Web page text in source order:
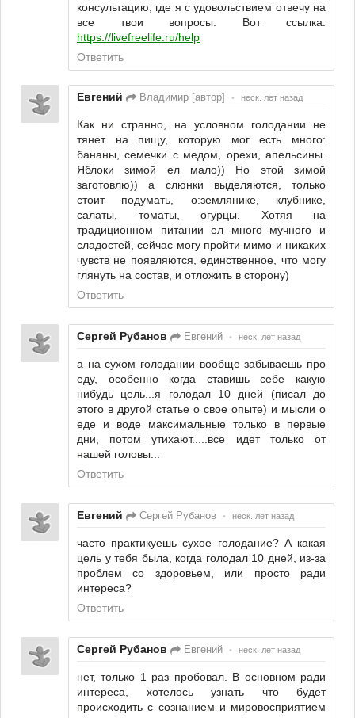
консультацию, где я с удовольствием отвечу на
все твои вопросы. Вот ссылка:
https://livefreelife.ru/help
Ответить
Евгений Владимир [автор] • неск. лет назад
Как ни странно, на условном голодании не
тянет на пищу, которую мог есть много:
бананы, семечки с медом, орехи, апельсины.
Яблоки зимой ел мало)) Но этой зимой
заготовлю)) а слюнки выделяются, только
стоит подумать, о:землянике, клубнике,
салаты, томаты, огурцы. Хотяя на
традиционном питании ел много мучного и
сладостей, сейчас могу пройти мимо и никаких
чувств не появляются, единственное, что могу
глянуть на состав, и отложить в сторону)
Ответить
Сергей Рубанов Евгений • неск. лет назад
а на сухом голодании вообще забываешь про
еду, особенно когда ставишь себе какую
нибудь цель...я голодал 10 дней (писал до
этого в другой статье о свое опыте) и мысли о
еде и воде максимальные только в первые
дни, потом утихают.....все идет только от
нашей головы...
Ответить
Евгений Сергей Рубанов • неск. лет назад
часто практикуешь сухое голодание? А какая
цель у тебя была, когда голодал 10 дней, из-за
проблем со здоровьем, или просто ради
интереса?
Ответить
Сергей Рубанов Евгений • неск. лет назад
нет, только 1 раз пробовал. В основном ради
интереса, хотелось узнать что будет
происходить с сознанием и мировосприятием